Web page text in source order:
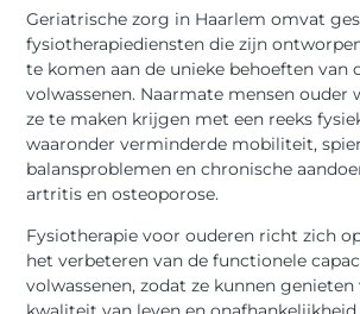
Geriatrische zorg in Haarlem omvat
fysiotherapiediensten die zijn
te komen aan de unieke behoeften van
volwassenen. Naarmate mensen ouder
ze te maken krijgen met een reeks
waaronder verminderde mobiliteit,
balansproblemen en chronische
artritis en osteoporose.
Fysiotherapie voor ouderen richt zich
het verbeteren van de functionele
volwassenen, zodat ze kunnen